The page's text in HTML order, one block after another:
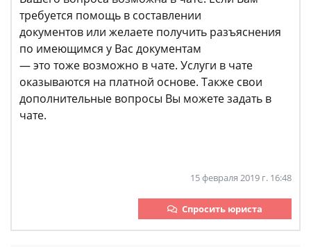
требуется помощь в составлении
документов или желаете получить разъяснения
по имеющимся у Вас документам
— это тоже возможно в чате. Услуги в чате
оказываются на платной основе. Также свои
дополнительные вопросы Вы можете задать в
чате.
15 февраля 2019 г. 16:48
Спросить юриста